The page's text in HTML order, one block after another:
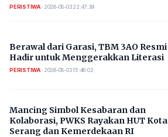
PERISTIWA• 2026-08-03 22:47:39
Berawal dari Garasi, TBM 3AO Resmi
Hadir untuk Menggerakkan Literasi
PERISTIWA• 2026-08-03 15:46:02
Mancing Simbol Kesabaran dan
Kolaborasi, PWKS Rayakan HUT Kota
Serang dan Kemerdekaan RI